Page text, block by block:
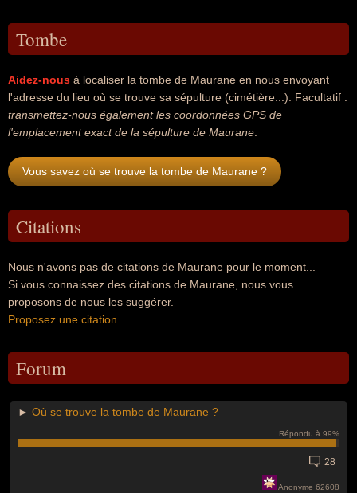
Tombe
Aidez-nous à localiser la tombe de Maurane en nous envoyant
l'adresse du lieu où se trouve sa sépulture (cimétière...). Facultatif :
transmettez-nous également les coordonnées GPS de
l'emplacement exact de la sépulture de Maurane
Vous savez où se trouve la tombe de Maurane ?
Citations
Nous n'avons pas de citations de Maurane pour le moment...
Si vous connaissez des citations de Maurane, nous vous
proposons de nous les suggérer.
Proposez une citation
Forum
► Où se trouve la tombe de Maurane ?
Répondu à 99%
28
Anonyme 62608